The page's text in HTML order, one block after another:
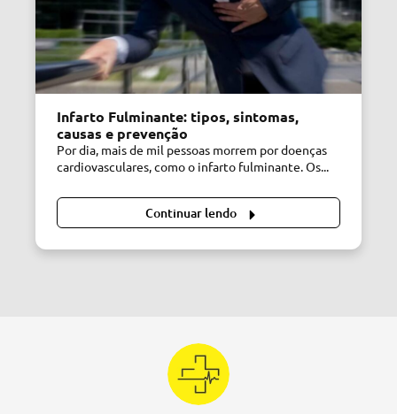
Infarto Fulminante: tipos, sintomas,
causas e prevenção
Por dia, mais de mil pessoas morrem por doenças
cardiovasculares, como o infarto fulminante. Os...
Continuar lendo